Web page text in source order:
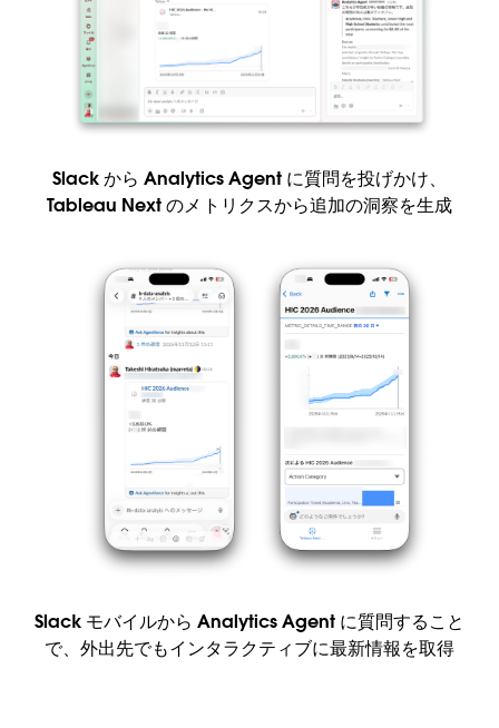
Slack から Analytics Agent に質問を投げかけ、
Tableau Next のメトリクスから追加の洞察を生成
Slack モバイルから Analytics Agent に質問すること
で、外出先でもインタラクティブに最新情報を取得